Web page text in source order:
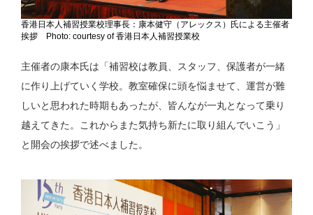
香港日本人補習授業校理事長：康本健守（アレックス）氏による主催者
挨拶 Photo: courtesy of 香港日本人補習授業校
主催者の康本氏は「補習校は教員、スタッフ、保護者が一緒
に作り上げていく学校。教室確保に頭を悩ませて、運営が難
しいと思われた時期もあったが、皆んなが一丸となって乗り
越えてきた。これからまた気持ち新たに取り組んでいこう」
と開会の挨拶で述べました。